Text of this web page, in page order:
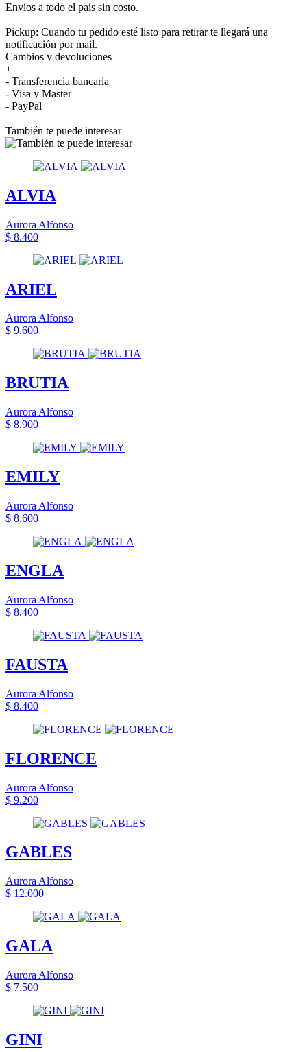
Envíos a todo el país sin costo.
Pickup: Cuando tu pedido esté listo para retirar te llegará una
notificación por mail.
Cambios y devoluciones
+
- Transferencia bancaria
- Visa y Master
- PayPal
También te puede interesar
ALVIA
Aurora Alfonso
$ 8.400
ARIEL
Aurora Alfonso
$ 9.600
BRUTIA
Aurora Alfonso
$ 8.900
EMILY
Aurora Alfonso
$ 8.600
ENGLA
Aurora Alfonso
$ 8.400
FAUSTA
Aurora Alfonso
$ 8.400
FLORENCE
Aurora Alfonso
$ 9.200
GABLES
Aurora Alfonso
$ 12.000
GALA
Aurora Alfonso
$ 7.500
GINI